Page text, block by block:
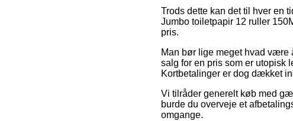
Trods dette kan det til hver en
Jumbo toiletpapir 12 ruller
pris.
Man bør lige meget hvad være
salg for en pris som er utopisk
Kortbetalinger er dog dækket
Vi tilråder generelt køb med
burde du overveje et
omgange.